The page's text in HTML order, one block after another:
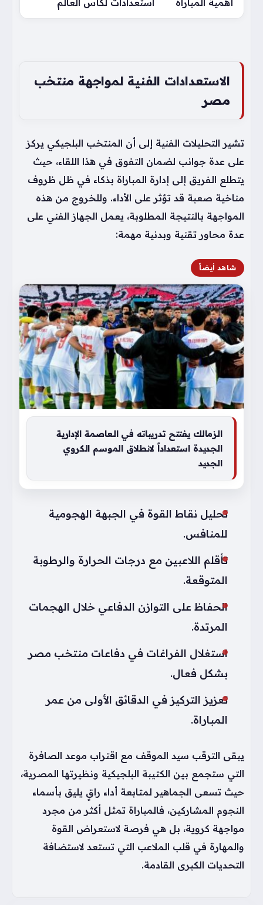
الاستعدادات الفنية لمواجهة منتخب
مصر
تشير التحليلات الفنية إلى أن المنتخب البلجيكي يركز
على عدة جوانب لضمان التفوق في هذا اللقاء، حيث
يتطلع الفريق إلى إدارة المباراة بذكاء في ظل ظروف
مناخية صعبة قد تؤثر على الأداء. وللخروج من هذه
المواجهة بالنتيجة المطلوبة، يعمل الجهاز الفني على
عدة محاور تقنية وبدنية مهمة:
شاهد أيضاً
الزمالك يفتتح تدريباته في العاصمة الإدارية
الجديدة استعداداً لانطلاق الموسم الكروي
الجديد
تحليل نقاط القوة في الجبهة الهجومية
للمنافس.
تأقلم اللاعبين مع درجات الحرارة والرطوبة
المتوقعة.
الحفاظ على التوازن الدفاعي خلال الهجمات
المرتدة.
استغلال الفراغات في دفاعات منتخب مصر
بشكل فعال.
تعزيز التركيز في الدقائق الأولى من عمر
المباراة.
يبقى الترقب سيد الموقف مع اقتراب موعد الصافرة
التي ستجمع بين الكتيبة البلجيكية ونظيرتها المصرية،
حيث تسعى الجماهير لمتابعة أداء راقٍ يليق بأسماء
النجوم المشاركين، فالمباراة تمثل أكثر من مجرد
مواجهة كروية، بل هي فرصة لاستعراض القوة
والمهارة في قلب الملاعب التي تستعد لاستضافة
التحديات الكبرى القادمة.